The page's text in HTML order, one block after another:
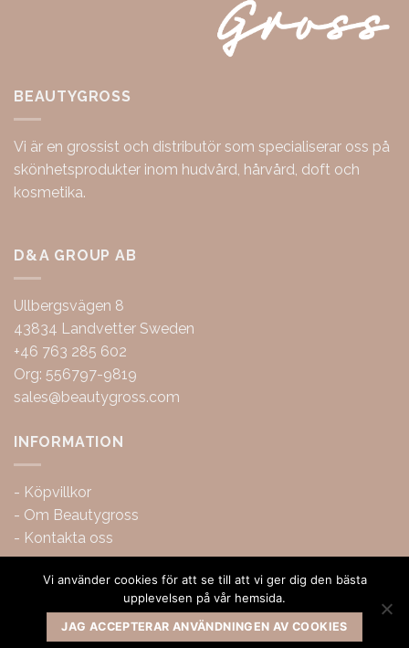
BEAUTYGROSS
Vi är en grossist och distributör som specialiserar oss på
skönhetsprodukter inom hudvård, hårvård, doft och
kosmetika.
D&A GROUP AB
Ullbergsvägen 8
43834 Landvetter Sweden
+46 763 285 602
Org: 556797-9819
sales@beautygross.com
INFORMATION
- Köpvillkor
- Om Beautygross
- Kontakta oss
Copyright 2026 ©BeautyGross
Vi använder cookies för att se till att vi ger dig den bästa
upplevelsen på vår hemsida.
JAG ACCEPTERAR ANVÄNDNINGEN AV COOKIES